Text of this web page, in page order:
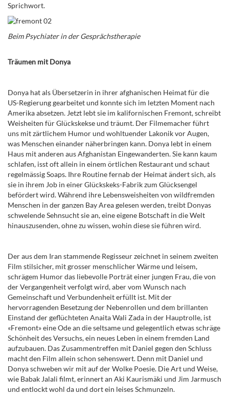
Sprichwort.
Beim Psychiater in der Gesprächstherapie
Träumen mit Donya
Donya hat als Übersetzerin in ihrer afghanischen Heimat für die
US-Regierung gearbeitet und konnte sich im letzten Moment nach
Amerika absetzen. Jetzt lebt sie im kalifornischen Fremont, schreibt
Weisheiten für Glückskekse und träumt. Der Filmemacher führt
uns mit zärtlichem Humor und wohltuender Lakonik vor Augen,
was Menschen einander näherbringen kann. Donya lebt in einem
Haus mit anderen aus Afghanistan Eingewanderten. Sie kann kaum
schlafen, isst oft allein in einem örtlichen Restaurant und schaut
regelmässig Soaps. Ihre Routine fernab der Heimat ändert sich, als
sie in ihrem Job in einer Glückskeks-Fabrik zum Glücksengel
befördert wird. Während ihre Lebensweisheiten von wildfremden
Menschen in der ganzen Bay Area gelesen werden, treibt Donyas
schwelende Sehnsucht sie an, eine eigene Botschaft in die Welt
hinauszusenden, ohne zu wissen, wohin diese sie führen wird.
Der aus dem Iran stammende Regisseur zeichnet in seinem zweiten
Film stilsicher, mit grosser menschlicher Wärme und leisem,
schrägem Humor das liebevolle Porträt einer jungen Frau, die von
der Vergangenheit verfolgt wird, aber vom Wunsch nach
Gemeinschaft und Verbundenheit erfüllt ist. Mit der
hervorragenden Besetzung der Nebenrollen und dem brillanten
Einstand der geflüchteten Anaita Wali Zada in der Hauptrolle, ist
«Fremont» eine Ode an die seltsame und gelegentlich etwas schräge
Schönheit des Versuchs, ein neues Leben in einem fremden Land
aufzubauen. Das Zusammentreffen mit Daniel gegen den Schluss
macht den Film allein schon sehenswert. Denn mit Daniel und
Donya schweben wir mit auf der Wolke Poesie. Die Art und Weise,
wie Babak Jalali filmt, erinnert an Aki Kaurismäki und Jim Jarmusch
und entlockt wohl da und dort ein leises Schmunzeln.